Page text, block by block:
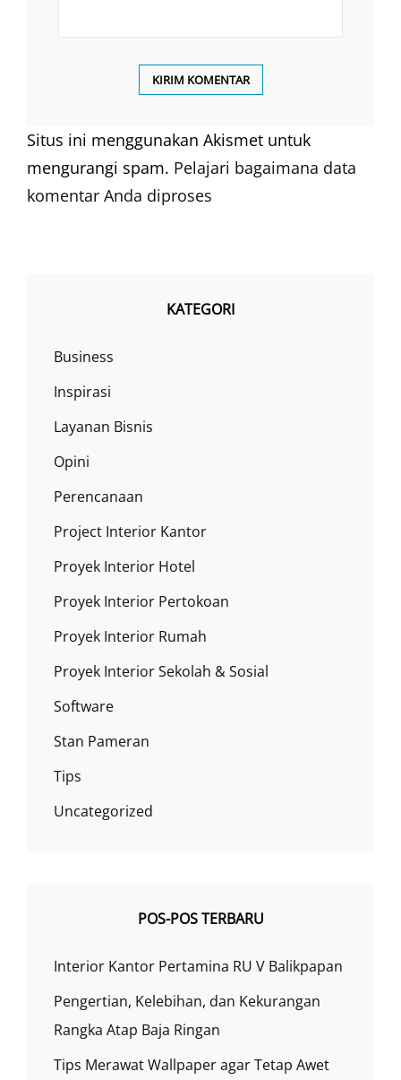
Situs ini menggunakan Akismet untuk
mengurangi spam. Pelajari bagaimana data
komentar Anda diproses
KATEGORI
Business
Inspirasi
Layanan Bisnis
Opini
Perencanaan
Project Interior Kantor
Proyek Interior Hotel
Proyek Interior Pertokoan
Proyek Interior Rumah
Proyek Interior Sekolah & Sosial
Software
Stan Pameran
Tips
Uncategorized
POS-POS TERBARU
Interior Kantor Pertamina RU V Balikpapan
Pengertian, Kelebihan, dan Kekurangan
Rangka Atap Baja Ringan
Tips Merawat Wallpaper agar Tetap Awet